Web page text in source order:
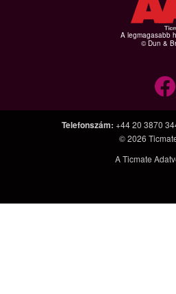
A legmagasabb
© Dun &
Telefonszám: +44 20 3870
© 2026
A Ticmate